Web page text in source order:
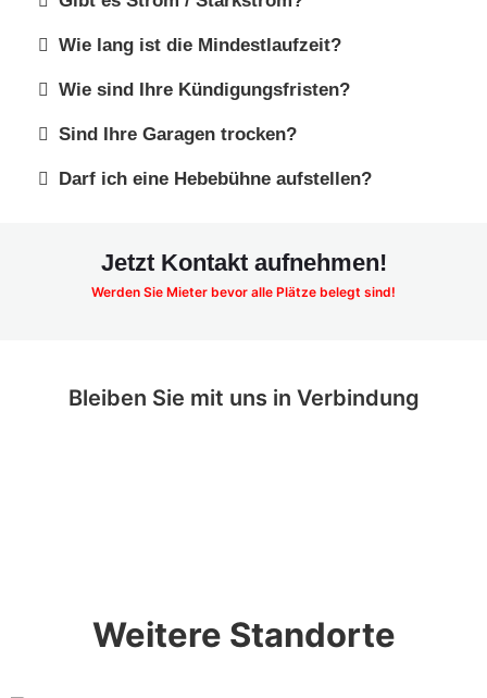
Wie lang ist die Mindestlaufzeit?
Wie sind Ihre Kündigungsfristen?
Sind Ihre Garagen trocken?
Darf ich eine Hebebühne aufstellen?
Jetzt Kontakt aufnehmen!
Werden Sie Mieter bevor alle Plätze belegt sind!
Bleiben Sie mit uns in Verbindung
Weitere Standorte